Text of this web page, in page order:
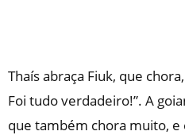
Thaís abraça Fiuk, que
Foi tudo verdadeiro!”. A
que também chora muito, e